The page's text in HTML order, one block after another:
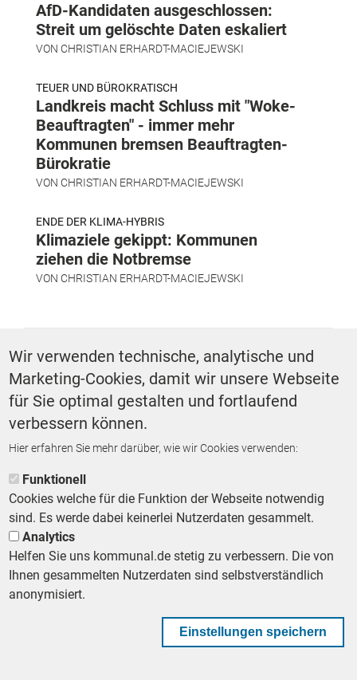
AfD-Kandidaten ausgeschlossen:
Streit um gelöschte Daten eskaliert
VON CHRISTIAN ERHARDT-MACIEJEWSKI
TEUER UND BÜROKRATISCH
Landkreis macht Schluss mit "Woke-
Beauftragten" - immer mehr
Kommunen bremsen Beauftragten-
Bürokratie
VON CHRISTIAN ERHARDT-MACIEJEWSKI
ENDE DER KLIMA-HYBRIS
Klimaziele gekippt: Kommunen
ziehen die Notbremse
VON CHRISTIAN ERHARDT-MACIEJEWSKI
Schule
ZURÜCK ZUR STARTSEITE
Footer First Navigation
MESSE KOMMUNAL LESERSERVICE AGB DATENSCHUTZ
IMPRESSUM
KOMMUNALBESCHAFFUNG
Footer Second Navigation
Wir verwenden technische, analytische und
Marketing-Cookies, damit wir unsere Webseite
für Sie optimal gestalten und fortlaufend
verbessern können.
Hier erfahren Sie mehr darüber, wie wir Cookies verwenden:
Funktionell
Cookies welche für die Funktion der Webseite notwendig
sind. Es werde dabei keinerlei Nutzerdaten gesammelt.
Analytics
Helfen Sie uns kommunal.de stetig zu verbessern. Die von
Ihnen gesammelten Nutzerdaten sind selbstverständlich
anonymisiert.
Einstellungen speichern